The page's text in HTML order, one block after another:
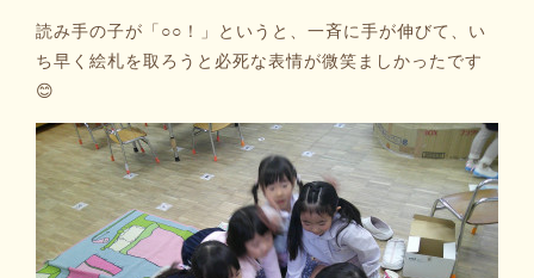
読み手の子が「○○！」というと、一斉に手が伸びて、い
ち早く絵札を取ろうと必死な表情が微笑ましかったです
😊